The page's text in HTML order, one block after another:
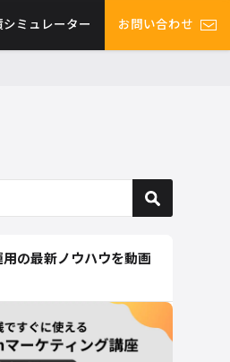
シミュレーター お問い合わせ
の最新ノウハウを動画